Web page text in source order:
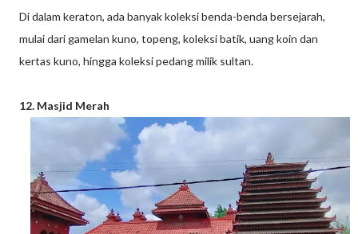
Di dalam keraton, ada banyak koleksi benda-benda bersejarah,
mulai dari gamelan kuno, topeng, koleksi batik, uang koin dan
kertas kuno, hingga koleksi pedang milik sultan.
12. Masjid Merah